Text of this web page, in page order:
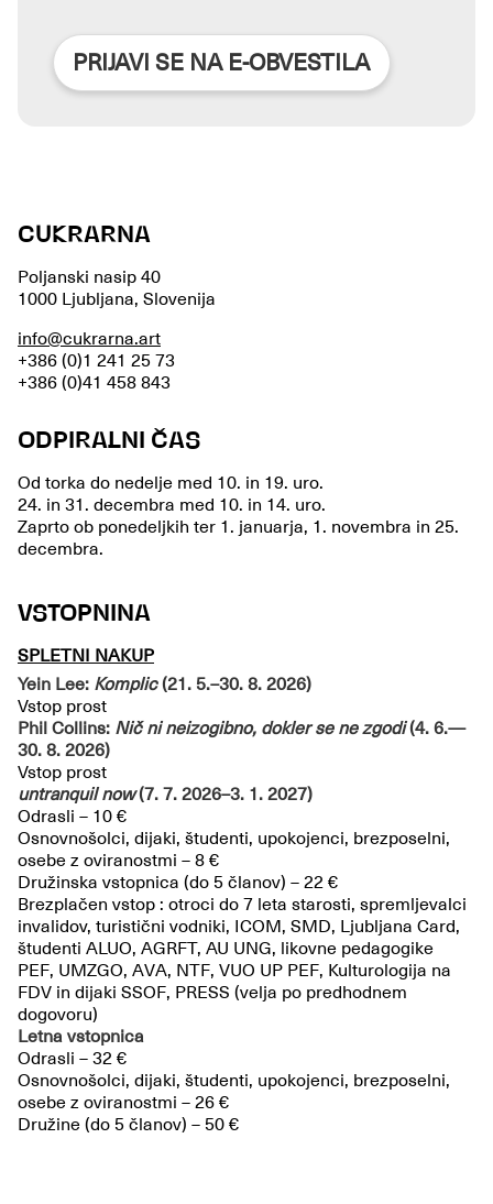
PRIJAVI SE NA E-OBVESTILA
CUKRARNA
Poljanski nasip 40
1000 Ljubljana, Slovenija
info@cukrarna.art
+386 (0)1 241 25 73
+386 (0)41 458 843
ODPIRALNI ČAS
Od torka do nedelje med 10. in 19. uro.
24. in 31. decembra med 10. in 14. uro.
Zaprto ob ponedeljkih ter 1. januarja, 1. novembra in 25.
decembra.
VSTOPNINA
SPLETNI NAKUP
Yein Lee: Komplic(21. 5.–30. 8. 2026)
Vstop prost
Phil Collins: Nič ni neizogibno, dokler se ne zgodi(4. 6.—
30. 8. 2026)
Vstop prost
untranquil now(7. 7. 2026–3. 1. 2027)
Odrasli – 10 €
Osnovnošolci, dijaki, študenti, upokojenci, brezposelni,
osebe z oviranostmi – 8 €
Družinska vstopnica (do 5 članov) – 22 €
Brezplačen vstop : otroci do 7 leta starosti, spremljevalci
invalidov, turistični vodniki, ICOM, SMD, Ljubljana Card,
študenti ALUO, AGRFT, AU UNG, likovne pedagogike
PEF, UMZGO, AVA, NTF, VUO UP PEF, Kulturologija na
FDV in dijaki SSOF, PRESS (velja po predhodnem
dogovoru)
Letna vstopnica
Odrasli – 32 €
Osnovnošolci, dijaki, študenti, upokojenci, brezposelni,
osebe z oviranostmi – 26 €
Družine (do 5 članov) – 50 €